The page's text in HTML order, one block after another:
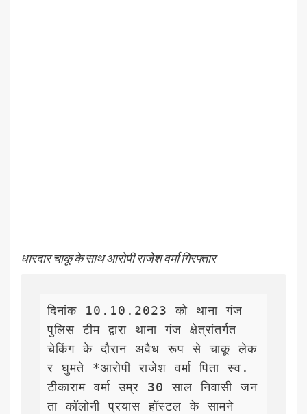
धारदार चाकू के साथ आरोपी राजेश वर्मा गिरफ्तार
दिनांक 10.10.2023 को थाना गंज
पुलिस टीम द्वारा थाना गंज क्षेत्रांतर्गत
चेकिंग के दौरान अवैध रूप से चाकू लेक
र घुमते *आरोपी राजेश वर्मा पिता स्व.
टीकाराम वर्मा उम्र 30 साल निवासी जन
ता कॉलोनी प्रयास हॉस्टल के सामने